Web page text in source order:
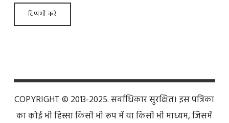
COPYRIGHT © 2013-2025. सर्वाधिकार सुरक्षित। इस पत्रिका
का कोई भी हिस्सा किसी भी रूप में या किसी भी माध्यम, जिसमें